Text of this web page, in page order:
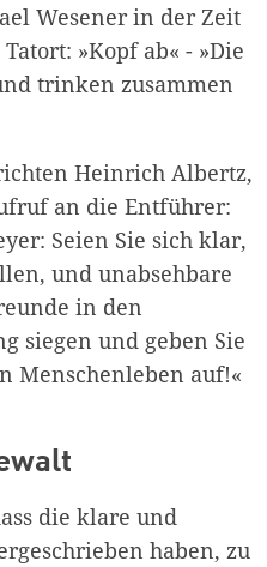
Wesener in der Zeit
»Kopf ab« - »Die
trinken zusammen
Heinrich Albertz,
an die Entführer:
Seien Sie sich klar,
und unabsehbare
in den
siegen und geben Sie
Menschenleben auf!«
die klare und
haben, zu